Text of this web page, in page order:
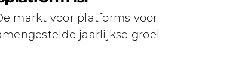
markt voor platforms voor
jaarlijkse groei